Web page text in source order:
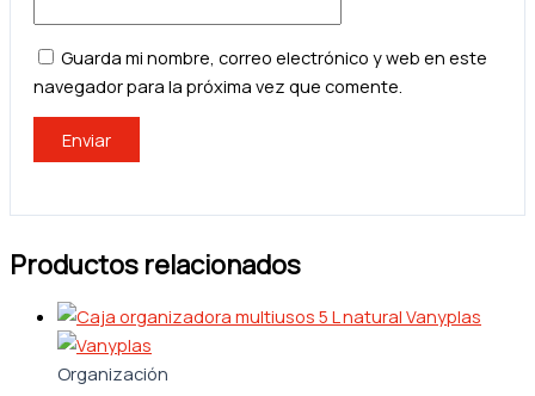
Guarda mi nombre, correo electrónico y web en este
navegador para la próxima vez que comente.
Productos relacionados
Organización